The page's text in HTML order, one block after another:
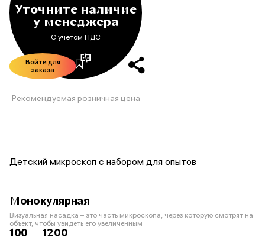
Уточните наличие
у менеджера
С учетом НДС
Войти для
заказа
Рекомендуемая розничная цена
Детский микроскоп с набором для опытов
Монокулярная
Визуальная насадка – это часть микроскопа, через которую смотрят на
объект, чтобы увидеть его увеличенным
100 — 1200